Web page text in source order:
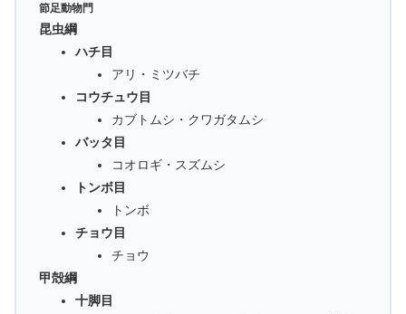
節足動物門
昆虫綱
ハチ目
アリ・ミツバチ
コウチュウ目
カブトムシ・クワガタムシ
バッタ目
コオロギ・スズムシ
トンボ目
トンボ
チョウ目
チョウ
甲殻綱
十脚目